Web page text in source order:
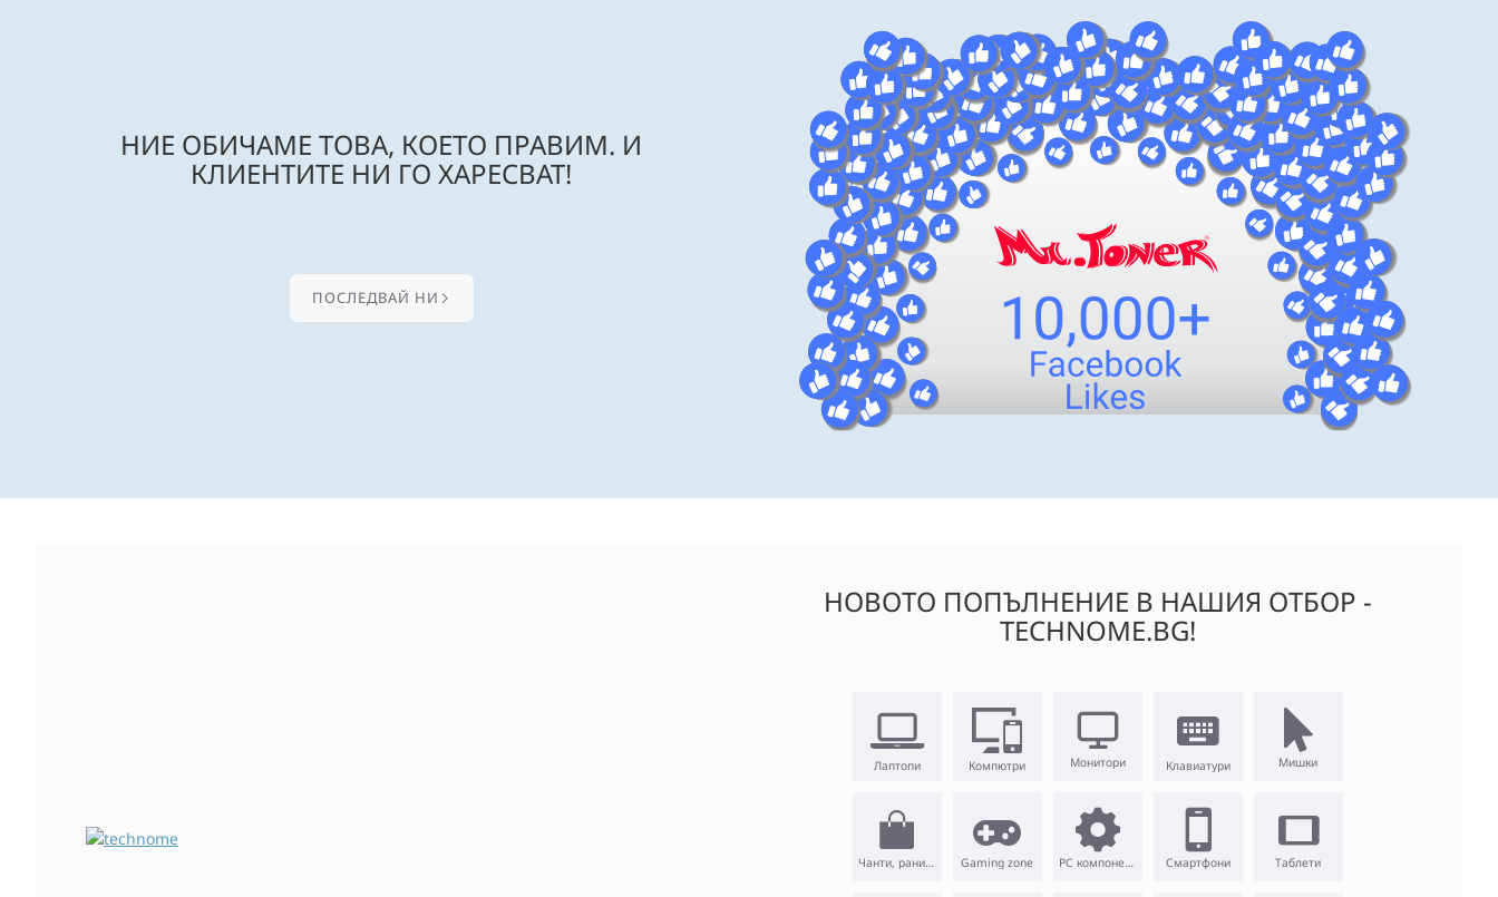
НИЕ ОБИЧАМЕ ТОВА, КОЕТО ПРАВИМ. И
КЛИЕНТИТЕ НИ ГО ХАРЕСВАТ!
ПОСЛЕДВАЙ НИ
НОВОТО ПОПЪЛНЕНИЕ В НАШИЯ ОТБОР -
TECHNOME.BG!
Лаптопи Компютри Монитори Клавиатури Мишки
Чанти, раници Gaming zone PC компоненти Смартфони Таблети